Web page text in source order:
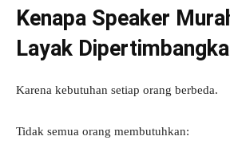
Kenapa Speaker
Layak
Karena kebutuhan setiap orang berbeda.
Tidak semua orang membutuhkan: